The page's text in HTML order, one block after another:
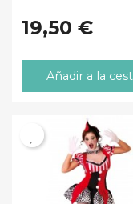
19,50 €
Añadir a la